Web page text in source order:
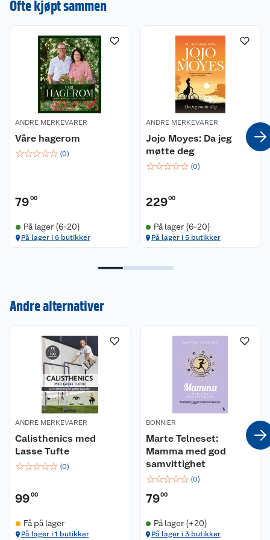
verktøy med på veien og 80 digge oppskrifter
som gjør det lettere å skape et sunt og balansert
liv. Voe Nereng er utdannet ernæringsrådgiver og
en av Norges største mat-influensere på
Instagram med kontoen @emilienutrition. Hun
brenner for å spre matglede og for å inspirere
andre til å oppnå en balansert livsstil. Hun har
tidligere utgitt den bestselgende boken Sunt og
digg.
Ofte kjøpt sammen
ANDRE MERKEVARER
Våre hagerom
☆☆☆☆☆ (0)
7900
På lager (6-20)
På lager i 6 butikker
ANDRE MERKEVARER
Jojo Moyes: Da jeg
møtte deg
☆☆☆☆☆ (0)
22900
På lager (6-20)
På lager i 5 butikker
Andre alternativer
ANDRE MERKEVARER
Calisthenics med
Lasse Tufte
☆☆☆☆☆ (0)
9900
Få på lager
På lager i 1 butikker
BONNIER
Marte Telneset:
Mamma med god
samvittighet
☆☆☆☆☆ (0)
7900
På lager (+20)
På lager i 3 butikker
Om oss
Nyheter
Våre butikker
Våre merkevarer
Coop kjeder
Ledige stillinger
Kontakt oss
Angre- og returrett
Reklamasjon og garanti
Ofte stilte spørsmål
Betalingsalternativer
Leveringsalternativer
Åpent kjøp